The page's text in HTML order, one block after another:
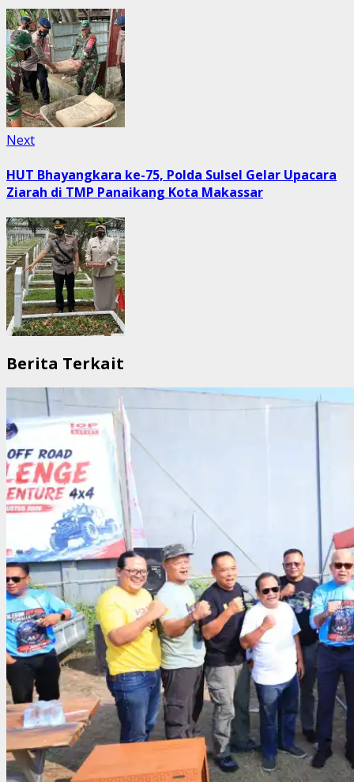
NextNext
HUT Bhayangkara ke-75, Polda Sulsel Gelar Upacara
Ziarah di TMP Panaikang Kota Makassar
Berita Terkait